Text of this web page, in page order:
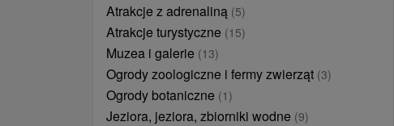
Atrakcje z adrenaliną (5)
Atrakcje turystyczne (15)
Muzea i galerie (13)
Ogrody zoologiczne i fermy zwierząt (3)
Ogrody botaniczne (1)
Jeziora, jeziora, zbiorniki wodne (9)